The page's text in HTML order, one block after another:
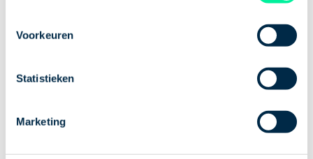
Voorkeuren
Statistieken
Marketing
de meest innovatieve sectoren die er zijn! Overal om
maakt het gebruik van moderne machines en
automatisering jouw werk minder zwaar. En ook
duurzaamheid wordt steeds belangrijker. Voor het
telen van planten, bloemen, groenten en fruit in een
kas is flink wat energie nodig, wat minder goed is